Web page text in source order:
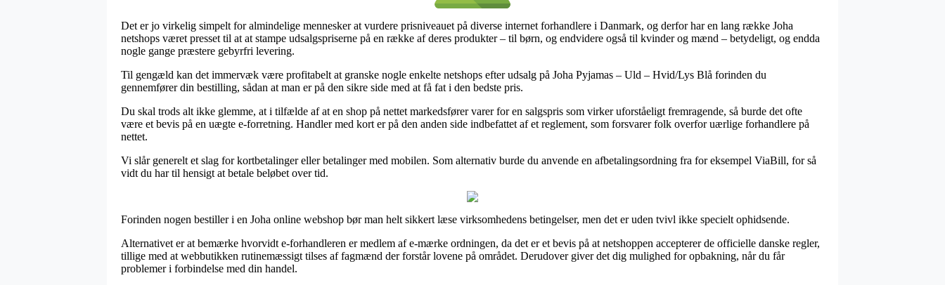
Det er jo virkelig simpelt for almindelige mennesker at vurdere prisniveauet på diverse internet forhandlere i Danmark, og derfor har en lang række Joha
netshops været presset til at at stampe udsalgspriserne på en række af deres produkter – til børn, og endvidere også til kvinder og mænd – betydeligt, og endda
nogle gange præstere gebyrfri levering.
Til gengæld kan det immervæk være profitabelt at granske nogle enkelte netshops efter udsalg på Joha Pyjamas – Uld – Hvid/Lys Blå forinden du
gennemfører din bestilling, sådan at man er på den sikre side med at få fat i den bedste pris.
Du skal trods alt ikke glemme, at i tilfælde af at en shop på nettet markedsfører varer for en salgspris som virker uforståeligt fremragende, så burde det ofte
være et bevis på en uægte e-forretning. Handler med kort er på den anden side indbefattet af et reglement, som forsvarer folk overfor uærlige forhandlere på
nettet.
Vi slår generelt et slag for kortbetalinger eller betalinger med mobilen. Som alternativ burde du anvende en afbetalingsordning fra for eksempel ViaBill, for så
vidt du har til hensigt at betale beløbet over tid.
Forinden nogen bestiller i en Joha online webshop bør man helt sikkert læse virksomhedens betingelser, men det er uden tvivl ikke specielt ophidsende.
Alternativet er at bemærke hvorvidt e-forhandleren er medlem af e-mærke ordningen, da det er et bevis på at netshoppen accepterer de officielle danske regler,
tillige med at webbutikken rutinemæssigt tilses af fagmænd der forstår lovene på området. Derudover giver det dig mulighed for opbakning, når du får
problemer i forbindelse med din handel.